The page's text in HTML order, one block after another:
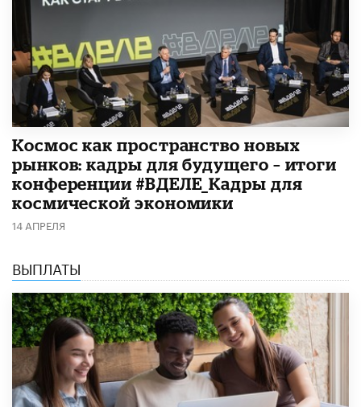
Космос как пространство новых
рынков: кадры для будущего – итоги
конференции #ВДЕЛЕ_Кадры для
космической экономики
14 АПРЕЛЯ
ВЫПЛАТЫ